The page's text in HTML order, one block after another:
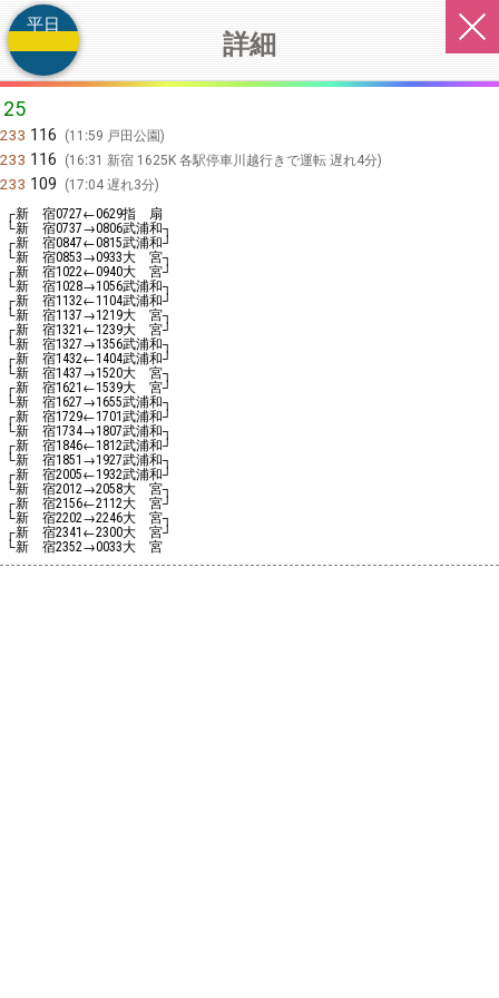
詳細
平日
25
233 116 11:59 戸田公園
233 116 16:31 新宿 1625K 各駅停車川越行きで運転 遅れ4分
233 109
17:04 遅れ3分
┌新 宿0727←0629指 扇
└新 宿0737→0806武浦和┐
┌新 宿0847←0815武浦和┘
└新 宿0853→0933大 宮┐
┌新 宿1022←0940大 宮┘
└新 宿1028→1056武浦和┐
┌新 宿1132←1104武浦和┘
└新 宿1137→1219大 宮┐
┌新 宿1321 ←1239大 宮┘
└新 宿1327→1356武浦和┐
┌新 宿1432←1404武浦和┘
└新 宿1437→1520大 宮┐
┌新 宿1621 ←1539大 宮┘
└新 宿1627→1655武浦和┐
┌新 宿1729←1701武浦和┘
└新 宿1734→1807武浦和┐
┌新 宿1846←1812武浦和┘
└新 宿1851 →1927武浦和┐
┌新 宿2005←1932武浦和┘
└新 宿2012→2058大 宮┐
┌新 宿2156←2112大 宮┘
└新 宿2202→2246大 宮┐
┌新 宿2341 ←2300大 宮┘
└新 宿2352→0033大 宮